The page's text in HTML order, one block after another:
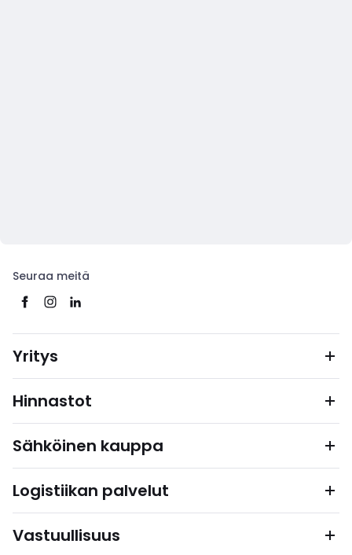
Seuraa meitä
Yritys
Hinnastot
Sähköinen kauppa
Logistiikan palvelut
Vastuullisuus